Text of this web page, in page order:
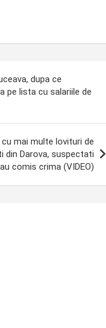
dupa ce
pe lista cu salariile de
mai multe lovituri de
Darova, suspectati
comis crima (VIDEO)